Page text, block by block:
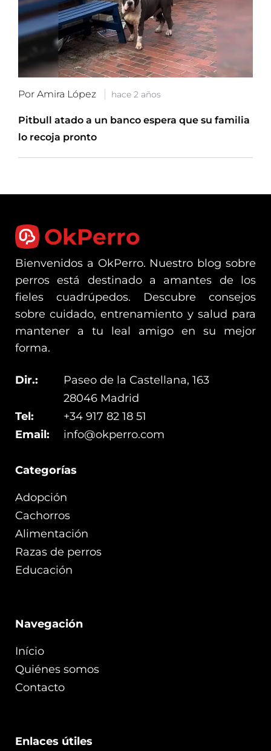
Por Amira López hace 2 años
Pitbull atado a un banco espera que su familia
lo recoja pronto
Categorías
Adopción
Cachorros
Alimentación
Razas de perros
Educación
Navegación
Início
Quiénes somos
Contacto
Enlaces útiles
OkPerro
Bienvenidos a OkPerro. Nuestro blog sobre
perros está destinado a amantes de los
fieles cuadrúpedos. Descubre consejos
sobre cuidado, entrenamiento y salud para
mantener a tu leal amigo en su mejor
forma.
Dir.:
Paseo de la Castellana, 163
28046 Madrid
Tel:
+34 917 82 18 51
Email:
info@okperro.com